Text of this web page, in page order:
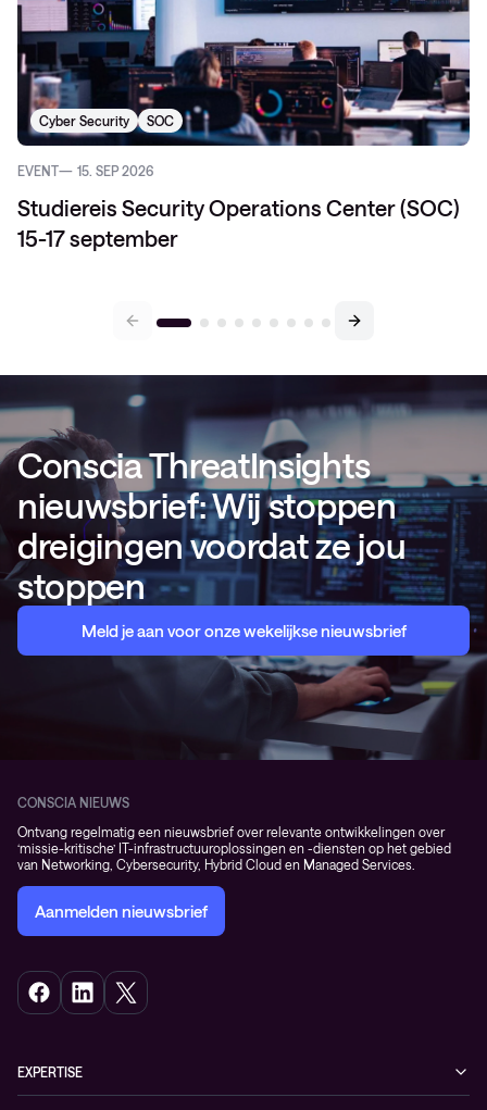
Cyber Security SOC
EVENT 15. SEP 2026
Studiereis Security Operations Center (SOC)
15-17 september
Conscia ThreatInsights
nieuwsbrief: Wij stoppen
dreigingen voordat ze jou
stoppen
Meld je aan voor onze wekelijkse nieuwsbrief
CONSCIA NIEUWS
Ontvang regelmatig een nieuwsbrief over relevante ontwikkelingen over
‘missie-kritische’ IT-infrastructuuroplossingen en -diensten op het gebied
van Networking, Cybersecurity, Hybrid Cloud en Managed Services.
Aanmelden nieuwsbrief
EXPERTISE